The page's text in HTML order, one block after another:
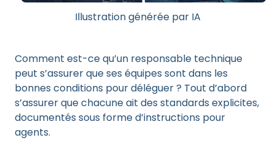
Illustration générée par IA
Comment est-ce qu’un responsable technique
peut s’assurer que ses équipes sont dans les
bonnes conditions pour déléguer ? Tout d’abord
s’assurer que chacune ait des standards explicites,
documentés sous forme d’instructions pour
agents.